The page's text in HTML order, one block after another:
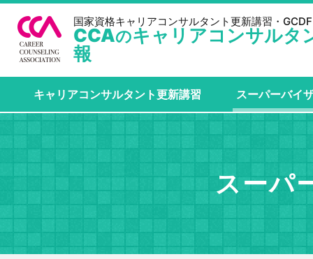
国家資格キャリアコンサルタント更新講習・
CCAのキャリアコンサルタ
報
キャリアコンサルタント更新講習 スーパーバイ
スーパ